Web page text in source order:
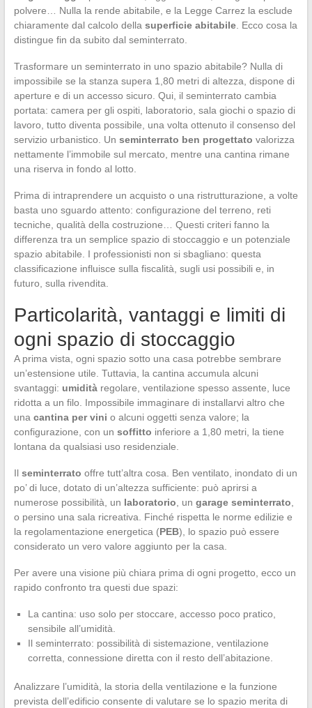
polvere… Nulla la rende abitabile, e la Legge Carrez la esclude
chiaramente dal calcolo della superficie abitabile. Ecco cosa la
distingue fin da subito dal seminterrato.
Trasformare un seminterrato in uno spazio abitabile? Nulla di
impossibile se la stanza supera 1,80 metri di altezza, dispone di
aperture e di un accesso sicuro. Qui, il seminterrato cambia
portata: camera per gli ospiti, laboratorio, sala giochi o spazio di
lavoro, tutto diventa possibile, una volta ottenuto il consenso del
servizio urbanistico. Un seminterrato ben progettato valorizza
nettamente l’immobile sul mercato, mentre una cantina rimane
una riserva in fondo al lotto.
Prima di intraprendere un acquisto o una ristrutturazione, a volte
basta uno sguardo attento: configurazione del terreno, reti
tecniche, qualità della costruzione… Questi criteri fanno la
differenza tra un semplice spazio di stoccaggio e un potenziale
spazio abitabile. I professionisti non si sbagliano: questa
classificazione influisce sulla fiscalità, sugli usi possibili e, in
futuro, sulla rivendita.
Particolarità, vantaggi e limiti di
ogni spazio di stoccaggio
A prima vista, ogni spazio sotto una casa potrebbe sembrare
un’estensione utile. Tuttavia, la cantina accumula alcuni
svantaggi: umiditàregolare, ventilazione spesso assente, luce
ridotta a un filo. Impossibile immaginare di installarvi altro che
una cantina per vini o alcuni oggetti senza valore; la
configurazione, con un soffitto inferiore a 1,80 metri, la tiene
lontana da qualsiasi uso residenziale.
Il seminterrato offre tutt’altra cosa. Ben ventilato, inondato di un
po’ di luce, dotato di un’altezza sufficiente: può aprirsi a
numerose possibilità, un laboratorio , un garage seminterrato
o persino una sala ricreativa. Finché rispetta le norme edilizie e
la regolamentazione energetica (PEB), lo spazio può essere
considerato un vero valore aggiunto per la casa.
Per avere una visione più chiara prima di ogni progetto, ecco un
rapido confronto tra questi due spazi:
La cantina: uso solo per stoccare, accesso poco pratico,
sensibile all’umidità.
Il seminterrato: possibilità di sistemazione, ventilazione
corretta, connessione diretta con il resto dell’abitazione.
Analizzare l’umidità, la storia della ventilazione e la funzione
prevista dell’edificio consente di valutare se lo spazio merita di